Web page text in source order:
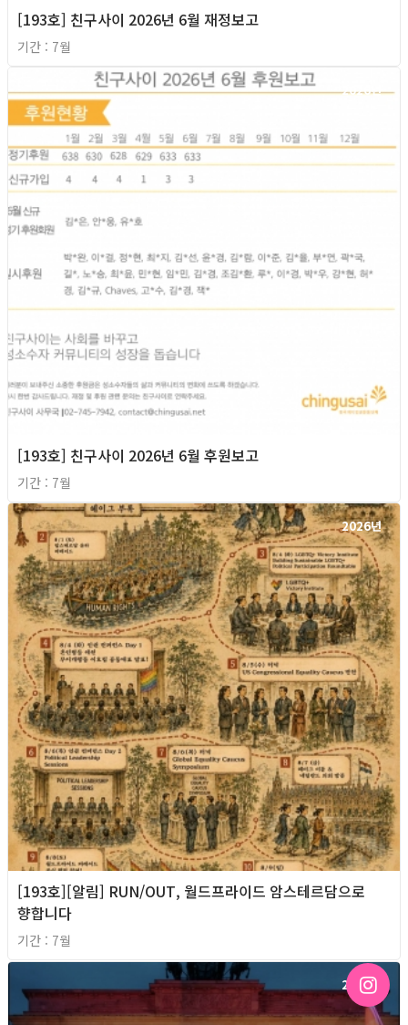
[193호] 친구사이 2026년 6월 재정보고
기간 : 7월
2026년
[193호] 친구사이 2026년 6월 후원보고
기간 : 7월
2026년
[193호][알림] RUN/OUT, 월드프라이드 암스테르담으로
향합니다
기간 : 7월
2026년